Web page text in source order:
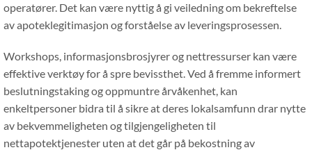
operatører. Det kan være nyttig å gi veiledning om bekreftelse
av apoteklegitimasjon og forståelse av leveringsprosessen.
Workshops, informasjonsbrosjyrer og nettressurser kan være
effektive verktøy for å spre bevissthet. Ved å fremme informert
beslutningstaking og oppmuntre årvåkenhet, kan
enkeltpersoner bidra til å sikre at deres lokalsamfunn drar nytte
av bekvemmeligheten og tilgjengeligheten til
nettapotektjenester uten at det går på bekostning av